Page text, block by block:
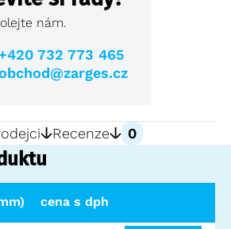
nám.
732 773 465
Recenze 0
cena bez dph
cena s dph